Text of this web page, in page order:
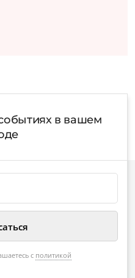
в вашем
с политикой